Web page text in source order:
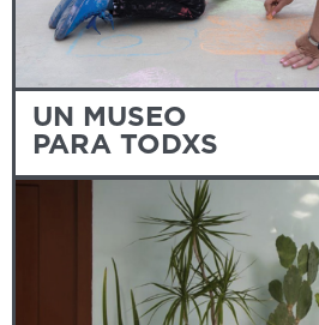
UN MUSEO
PARA TODXS